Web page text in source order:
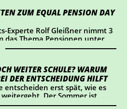
ob Handlungsbedarf besteht.
ZUM EQUAL PENSION DAY
Experte Rolf Gleißner nimmt 3
das Thema Pensionen unter
Fakten.
WEITER SCHULE? WARUM
DER ENTSCHEIDUNG HILFT
entscheiden erst spät, wie es
Der Sommer ist
auszuprobieren und Fragen